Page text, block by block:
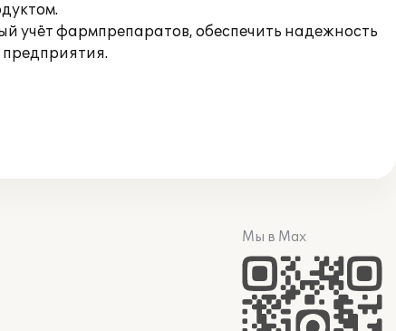
учёт фармпрепаратов, обеспечить надежность
предприятия.
Мы в Max